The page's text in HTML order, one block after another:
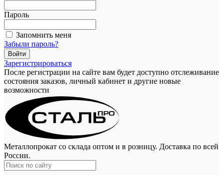
Пароль
Запомнить меня
Забыли пароль?
Зарегистрироваться
После регистрации на сайте вам будет доступно отслеживание
состояния заказов, личный кабинет и другие новые
возможности
Металлопрокат со склада оптом и в розницу. Доставка по всей
России.